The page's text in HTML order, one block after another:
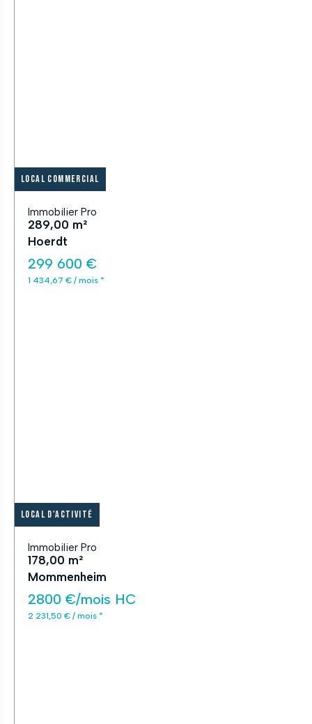
Local commercial
Immobilier Pro
289,00 m²
Hoerdt
299 600 €
1 434,67 € / mois *
Local d'activité
Immobilier Pro
178,00 m²
Mommenheim
2800 €/mois HC
2 231,50 € / mois *